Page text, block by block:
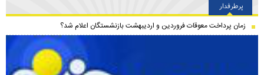
پرطرفدار
زمان پرداخت معوقات فروردین و اردیبهشت بازنشستگان اعلام شد؟